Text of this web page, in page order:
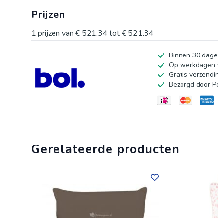
vloerstoel is dat deze volledig gemonteerd wordt
uzelf tijd en moeite en geef uw
Prijzen
1 prijzen van € 521,34 tot€ 521,34
Binnen 30
Op werkdagen
Gratis
Bezorgd door
Gerelateerde producten